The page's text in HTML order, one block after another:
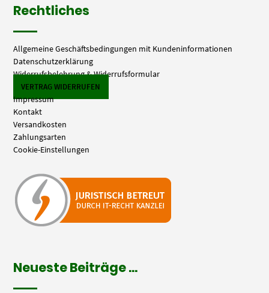
Rechtliches
Allgemeine Geschäftsbedingungen mit Kundeninformationen
Datenschutzerklärung
Widerrufsbelehrung & Widerrufsformular
VERTRAG WIDERRUFEN
Impressum
Kontakt
Versandkosten
Zahlungsarten
Cookie-Einstellungen
Neueste Beiträge …